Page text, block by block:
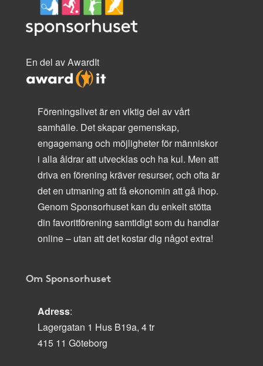
En del av AwardIt
Föreningslivet är en viktig del av vårt
samhälle. Det skapar gemenskap,
engagemang och möjligheter för människor
i alla åldrar att utvecklas och ha kul. Men att
driva en förening kräver resurser, och ofta är
det en utmaning att få ekonomin att gå ihop.
Genom Sponsorhuset kan du enkelt stötta
din favoritförening samtidigt som du handlar
online – utan att det kostar dig något extra!
Om Sponsorhuset
Adress:
Lagergatan 1 Hus B19a, 4 tr
415 11 Göteborg